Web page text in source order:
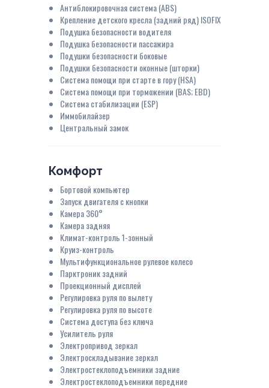
Антиблокировочная система (ABS)
Крепление детского кресла (задний ряд) ISOFIX
Подушка безопасности водителя
Подушка безопасности пассажира
Подушки безопасности боковые
Подушки безопасности оконные (шторки)
Система помощи при старте в гору (HSA)
Система помощи при торможении (BAS; EBD)
Система стабилизации (ESP)
Иммобилайзер
Центральный замок
Комфорт
Бортовой компьютер
Запуск двигателя с кнопки
Камера 360°
Камера задняя
Климат-контроль 1-зонный
Круиз-контроль
Мультифункциональное рулевое колесо
Парктроник задний
Проекционный дисплей
Регулировка руля по вылету
Регулировка руля по высоте
Система доступа без ключа
Усилитель руля
Электропривод зеркал
Электроскладывание зеркал
Электростеклоподъемники задние
Электростеклоподъемники передние